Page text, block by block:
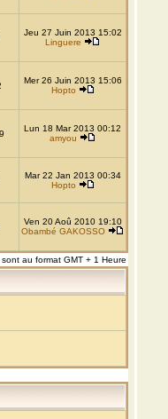
Jeu 27 Juin 2013 15:02
Linguere
Mer 26 Juin 2013 15:06
Hopto
Lun 18 Mar 2013 00:12
amyou
Mar 22 Jan 2013 00:34
Hopto
Ven 20 Aoû 2010 19:10
Obambé GAKOSSO
au format GMT + 1 Heure